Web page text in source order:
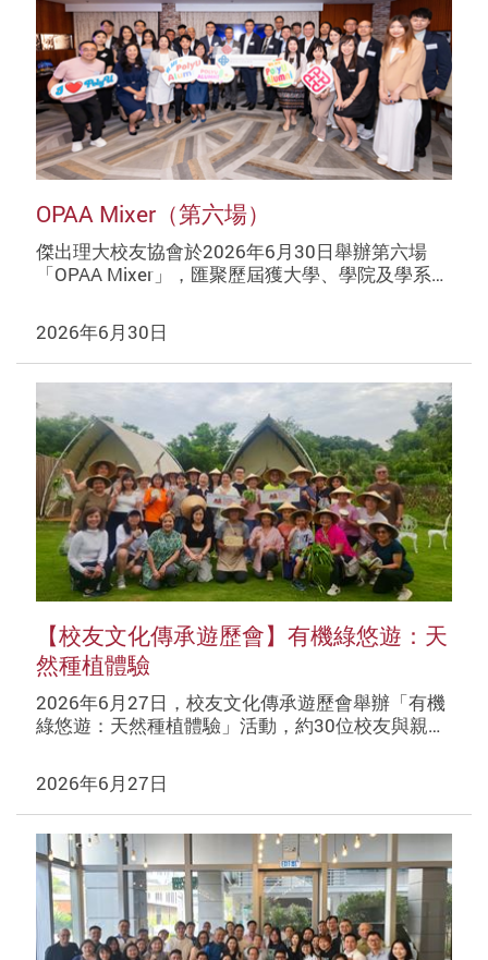
OPAA Mixer（第六場）
傑出理大校友協會於2026年6月30日舉辦第六場
「OPAA Mixer」，匯聚歷屆獲大學、學院及學系…
2026年6月30日
【校友文化傳承遊歷會】有機綠悠遊：天
然種植體驗
2026年6月27日，校友文化傳承遊歷會舉辦「有機
綠悠遊：天然種植體驗」活動，約30位校友與親…
2026年6月27日